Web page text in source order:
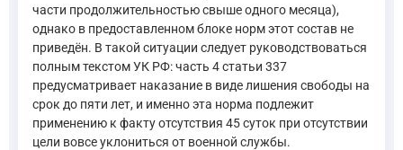
части продолжительностью свыше одного месяца),
однако в предоставленном блоке норм этот состав не
приведён. В такой ситуации следует руководствоваться
полным текстом УК РФ: часть 4 статьи 337
предусматривает наказание в виде лишения свободы на
срок до пяти лет, и именно эта норма подлежит
применению к факту отсутствия 45 суток при отсутствии
цели вовсе уклониться от военной службы.